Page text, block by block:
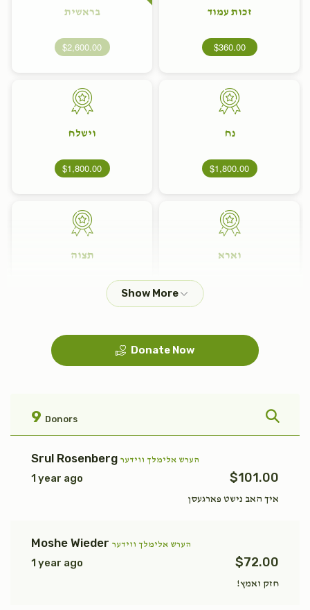
זכות עמוד
$360.00
בראשית
$2,600.00
נח
$1,800.00
וישלח
$1,800.00
וארא תצוה
אחרי
Donate Now
9 Donors
Srul Rosenberg הערש אלימלך ווידער
1 year ago $101.00
איך האב נישט פארגעסן
Moshe Wieder הערש אלימלך ווידער
1 year ago $72.00
חזק ואמץ!